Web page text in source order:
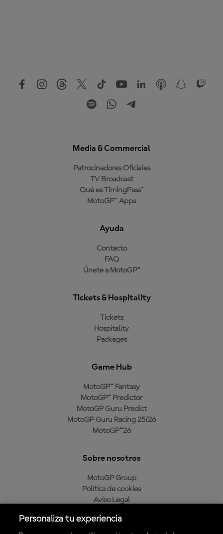
Media & Commercial
Patrocinadores Oficiales
TV Broadcast
Qué es TimingPass™
MotoGP™ Apps
Ayuda
Contacto
FAQ
Únete a MotoGP™
Tickets & Hospitality
Tickets
Hospitality
Packages
Game Hub
MotoGP™ Fantasy
MotoGP™ Predictor
MotoGP Guru Predict
MotoGP Guru Racing 25/26
MotoGP™26
Sobre nosotros
MotoGP Group
Política de cookies
Aviso Legal
Política de compra
Personaliza tu experiencia